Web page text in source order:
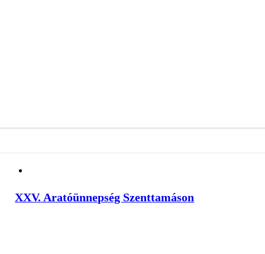
XXV. Aratóünnepség Szenttamáson